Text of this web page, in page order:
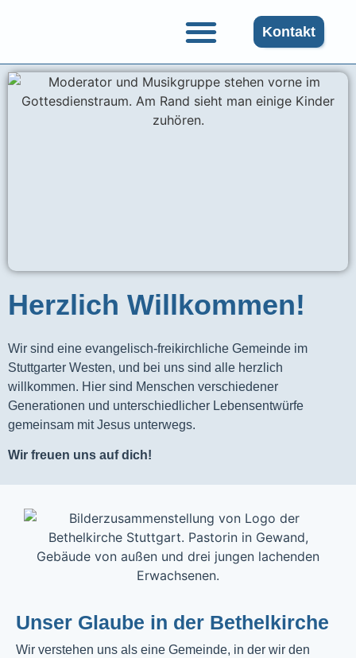
Kontakt
Herzlich Willkommen!
Wir sind eine evangelisch-freikirchliche Gemeinde im
Stuttgarter Westen, und bei uns sind alle herzlich
willkommen. Hier sind Menschen verschiedener
Generationen und unterschiedlicher Lebensentwürfe
gemeinsam mit Jesus unterwegs.
Wir freuen uns auf dich!
Unser Glaube in der Bethelkirche
Wir verstehen uns als eine Gemeinde, in der wir den